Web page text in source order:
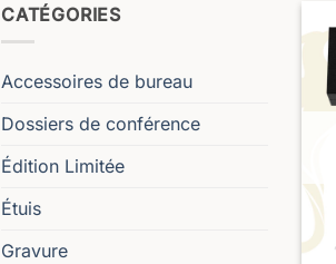
CATÉGORIES
Accessoires de bureau
Dossiers de conférence
Édition Limitée
Étuis
Gravure